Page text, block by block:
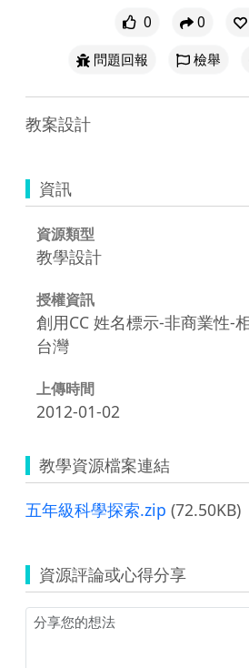
0 0
問題回報
檢舉
教案設計
資訊
資源類型
教學設計
授權資訊
創用CC 姓名標示-非商業性-
台灣
上傳時間
2012-01-02
教學資源檔案連結
五年級科學探索.zip (72.50KB)
資源評論或心得分享